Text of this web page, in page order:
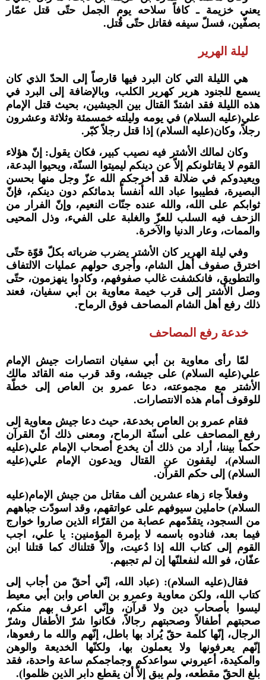
يعني خزيمة ـ كافاً سلاحه يوم الجمل حتّى قتل عمّار
بصفّين، فسلّ سيفه فقاتل حتّى قُتل.
ليلة الهرير
هي الليلة التي كان البرد فيها قارصاً إلى الحدّ الذي كان
يسمع للجنود هرير كهرير الكلب، وبالإضافة إلى البرد في
هذه الليلة فقد اشتدّ القتال بين الجيشين، بحيث قتل الإمام
علي(عليه السلام) في يومه وليلته خمسمئة وثلاثة وعشرون
رجلاً، وكان(عليه السلام) إذا قتل رجلاً كبّر.
وكان لمالك الأشتر فيه نصيب كبير، فكان يقول: إنّ هؤلاء
القوم لا يقاتلونكم إلاّ عن دينكم ليميتوا السنّة، ويحيوا البدعة،
ويعيدوكم في ضلالة قد أخرجكم الله عزّ وجل منها بحسن
البصيرة، فطيبوا عباد الله أنفساً بدمائكم دون دينكم، فإنّ
ثوابكم على الله، والله عنده جنّات النعيم، وإنّ الفرار من
الزحف فيه السلب للعزّ والغلبة على الفيء، وذل المحيى
والممات، وعار الدنيا والآخرة.
وفي ليلة الهرير كان الأشتر يضرب ضرباته بكلّ قوّة حتّى
اخترق صفوف أهل الشام، وأجرى حولهم عمليات الالتفاف
والتطويق، فانكشفت غالب صفوفهم، وكادوا ينهزمون، حتّى
وصل الأشتر إلى قرب خيمة معاوية بن أبي سفيان، فعند
ذلك رفع أهل الشام المصاحف فوق الرماح.
خدعة رفع المصاحف
لمّا رأى معاوية بن أبي سفيان انتصارات جيش الإمام
علي(عليه السلام) على جيشه، وقد قرب منه القائد مالك
الأشتر مع مجموعته، دعا عمرو بن العاص إلى خطّة
للوقوف أمام هذه الانتصارات.
فقام عمرو بن العاص بخدعة، حيث دعا جيش معاوية إلى
رفع المصاحف على أسنّة الرماح، ومعنى ذلك أنّ القرآن
حكماً بيننا، أراد من ذلك أن يخدع أصحاب الإمام علي(عليه
السلام)، ليقفون عن القتال ويدعون الإمام علي(عليه
السلام) إلى حكم القرآن.
وفعلاً جاء زهاء عشرين ألف مقاتل من جيش الإمام(عليه
السلام) حاملين سيوفهم على عواتقهم، وقد اسودّت جباههم
من السجود، يتقدّمهم عصابة من القرّاء الذين صاروا خوارج
فيما بعد، فنادوه باسمه لا بإمرة المؤمنين: يا علي، اجب
القوم إلى كتاب الله إذا دُعيت، وإلاّ قتلناك كما قتلنا ابن
عفّان، فو الله لنفعلنّها إن لم تجبهم.
فقال(عليه السلام): (عباد الله، إنّي أحقّ من أجاب إلى
كتاب الله، ولكن معاوية وعمرو بن العاص وابن أبي معيط
ليسوا بأصحاب دين ولا قرآن، وإنّي اعرف بهم منكم،
صحبتهم أطفالاً وصحبتهم رجالاً، فكانوا شرّ الأطفال وشرّ
الرجال، إنّها كلمة حقّ يُراد بها باطل، إنّهم والله ما رفعوها،
إنّهم يعرفونها ولا يعملون بها، ولكنّها الخديعة والوهن
والمكيدة، أعيروني سواعدكم وجماجمكم ساعة واحدة، فقد
بلغ الحقّ مقطعه، ولم يبق إلاّ أن يقطع دابر الذين ظلموا).